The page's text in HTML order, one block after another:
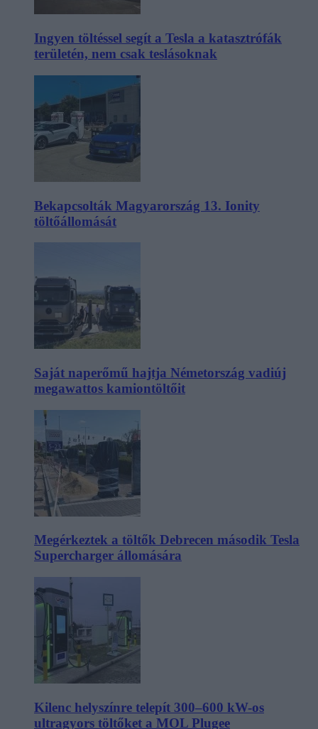
Ingyen töltéssel segít a Tesla a katasztrófák
területén, nem csak teslásoknak
Bekapcsolták Magyarország 13. Ionity
töltőállomását
Saját naperőmű hajtja Németország vadiúj
megawattos kamiontöltőit
Megérkeztek a töltők Debrecen második Tesla
Supercharger állomására
Kilenc helyszínre telepít 300–600 kW-os
ultragyors töltőket a MOL Plugee